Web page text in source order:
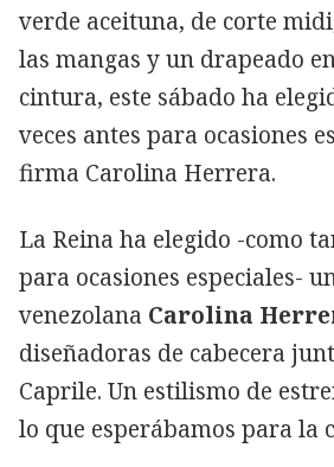
verde aceituna, de corte
las mangas y un drapeado
cintura, este sábado ha
veces antes para ocasiones
firma Carolina Herrera.
La Reina ha elegido -como
para ocasiones especiales-
venezolana Carolina
diseñadoras de cabecera
Caprile. Un estilismo de
lo que esperábamos para la